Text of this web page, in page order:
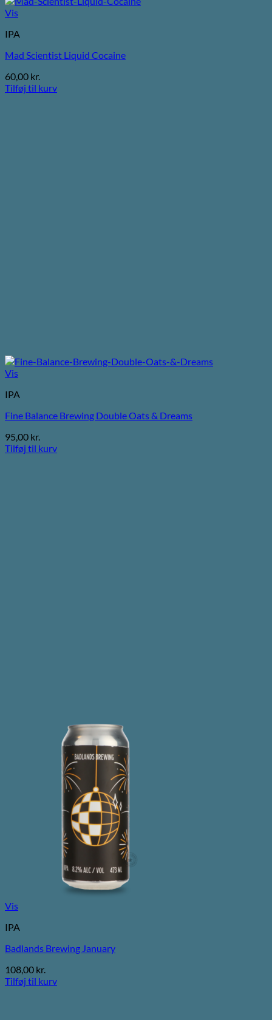
Vis
IPA
Mad Scientist Liquid Cocaine
60,00 kr.
Tilføj til kurv
Vis
IPA
Fine Balance Brewing Double Oats & Dreams
95,00 kr.
Tilføj til kurv
Vis
IPA
Badlands Brewing January
108,00 kr.
Tilføj til kurv